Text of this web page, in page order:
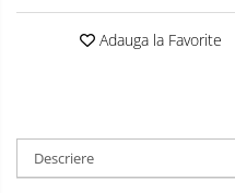
Adauga la Favorite
Descriere